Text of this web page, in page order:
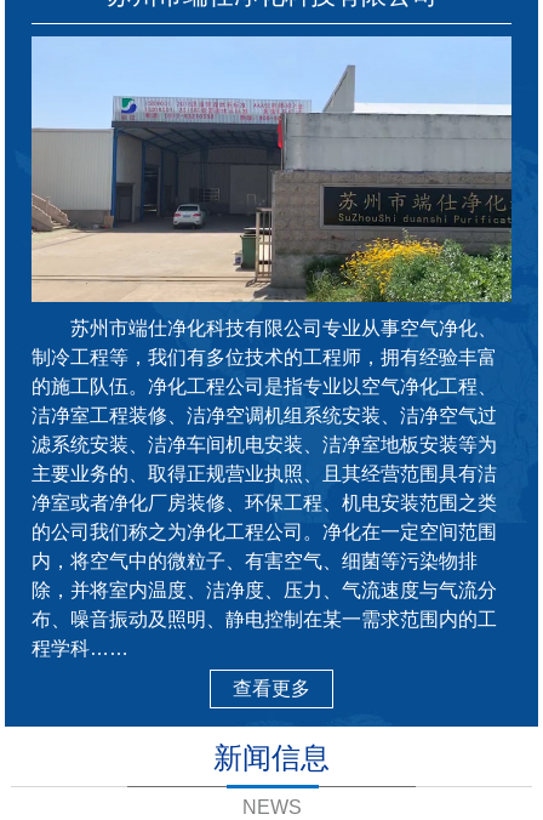
苏州市端仕净化科技有限公司专业从事空气净化、
制冷工程等，我们有多位技术的工程师，拥有经验丰富
的施工队伍。净化工程公司是指专业以空气净化工程、
洁净室工程装修、洁净空调机组系统安装、洁净空气过
滤系统安装、洁净车间机电安装、洁净室地板安装等为
主要业务的、取得正规营业执照、且其经营范围具有洁
净室或者净化厂房装修、环保工程、机电安装范围之类
的公司我们称之为净化工程公司。净化在一定空间范围
内，将空气中的微粒子、有害空气、细菌等污染物排
除，并将室内温度、洁净度、压力、气流速度与气流分
布、噪音振动及照明、静电控制在某一需求范围内的工
程学科……
查看更多
新闻信息
NEWS